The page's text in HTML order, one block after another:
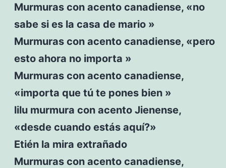
Murmuras con acento canadiense, «no
sabe si es la casa de mario »
Murmuras con acento canadiense, «pero
esto ahora no importa »
Murmuras con acento canadiense,
«importa que tú te pones bien »
lilu murmura con acento Jienense,
«desde cuando estás aquí?»
Etién la mira extrañado
Murmuras con acento canadiense,